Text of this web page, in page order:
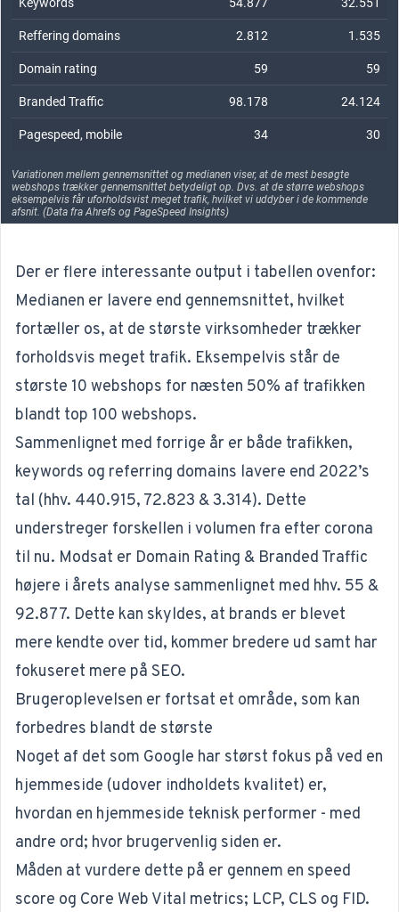
Der er flere interessante output i tabellen ovenfor:
Medianen er lavere end gennemsnittet, hvilket
fortæller os, at de største virksomheder trækker
forholdsvis meget trafik. Eksempelvis står de
største 10 webshops for næsten 50% af trafikken
blandt top 100 webshops.
Sammenlignet med forrige år er både trafikken,
keywords og referring domains lavere end 2022’s
tal (hhv. 440.915, 72.823 & 3.314). Dette
understreger forskellen i volumen fra efter corona
til nu. Modsat er Domain Rating & Branded Traffic
højere i årets analyse sammenlignet med hhv. 55 &
92.877. Dette kan skyldes, at brands er blevet
mere kendte over tid, kommer bredere ud samt har
fokuseret mere på SEO.
Brugeroplevelsen er fortsat et område, som kan
forbedres blandt de største
Noget af det som Google har størst fokus på ved en
hjemmeside (udover indholdets kvalitet) er,
hvordan en hjemmeside teknisk performer - med
andre ord; hvor brugervenlig siden er.
Måden at vurdere dette på er gennem en speed
score og Core Web Vital metrics; LCP, CLS og FID.